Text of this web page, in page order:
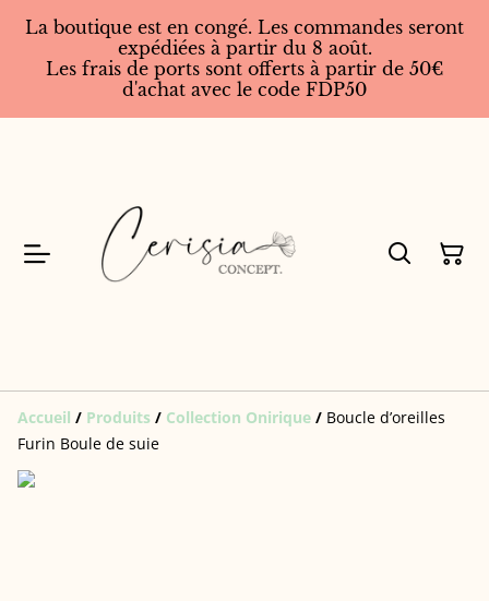
La boutique est en congé. Les commandes seront
expédiées à partir du 8 août.
Les frais de ports sont offerts à partir de 50€
d'achat avec le code FDP50
Accueil / Produits / Collection Onirique / Boucle d’oreilles
Furin Boule de suie